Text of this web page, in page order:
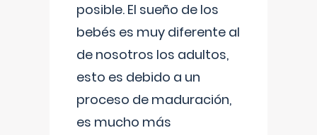
posible. El sueño de los
bebés es muy diferente al
de nosotros los adultos,
esto es debido a un
proceso de maduración,
es mucho más